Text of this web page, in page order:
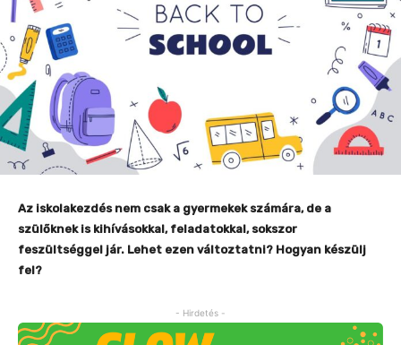
Az iskolakezdés nem csak a gyermekek számára, de a
szülőknek is kihívásokkal, feladatokkal, sokszor
feszültséggel jár. Lehet ezen változtatni? Hogyan készülj
fel?
- Hirdetés -